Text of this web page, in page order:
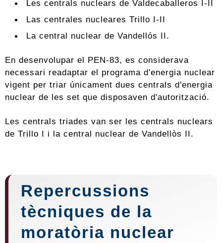
Les centrals nuclears de Valdecaballeros I-II
Las centrales nucleares Trillo I-II
La central nuclear de Vandellós II.
En desenvolupar el PEN-83, ​​es considerava
necessari readaptar el programa d'energia nuclear
vigent per triar únicament dues centrals d'energia
nuclear de les set que disposaven d'autorització.
Les centrals triades van ser les centrals nuclears
de Trillo I i la central nuclear de Vandellòs II.
Repercussions
tècniques de la
moratòria nuclear